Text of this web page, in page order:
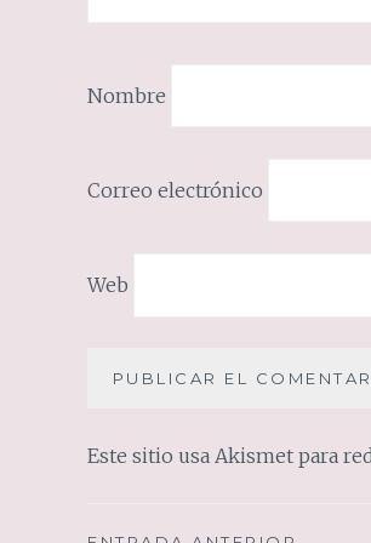
Nombre
Correo electrónico
Web
Este sitio usa Akismet para